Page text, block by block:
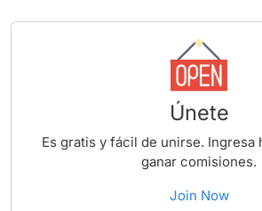
Únete
Es gratis y fácil de unirse. Ingresa
ganar comisiones.
Join Now